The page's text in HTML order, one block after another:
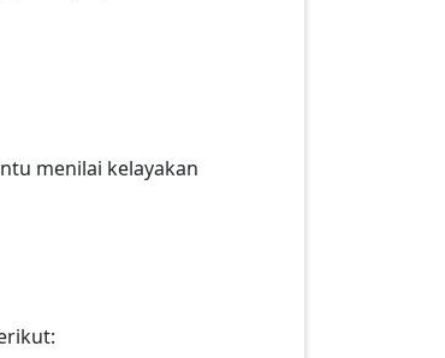
menilai kelayakan